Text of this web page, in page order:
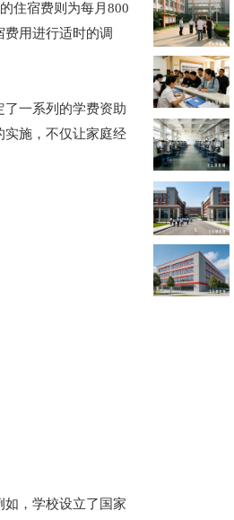
住宿费则为每月800
用进行适时的调
一系列的学费资助
实施，不仅让家庭经
，学校设立了国家